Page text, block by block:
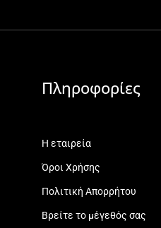
Πληροφορίες
Η εταιρεία
Όροι Χρήσης
Πολιτική Απορρήτου
Βρείτε το μέγεθός σας